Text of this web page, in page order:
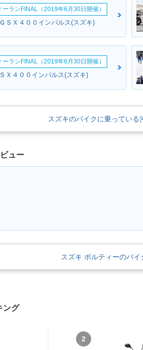
ランFINAL（2019年6月30日開催）
ＳＸ４００インパルス(スズキ)
ランFINAL（2019年6月30日開催）
Ｘ４００インパルス(スズキ)
スズキのバイクに乗っている
ュー
スズキ ボルティーのバイ
ング
2